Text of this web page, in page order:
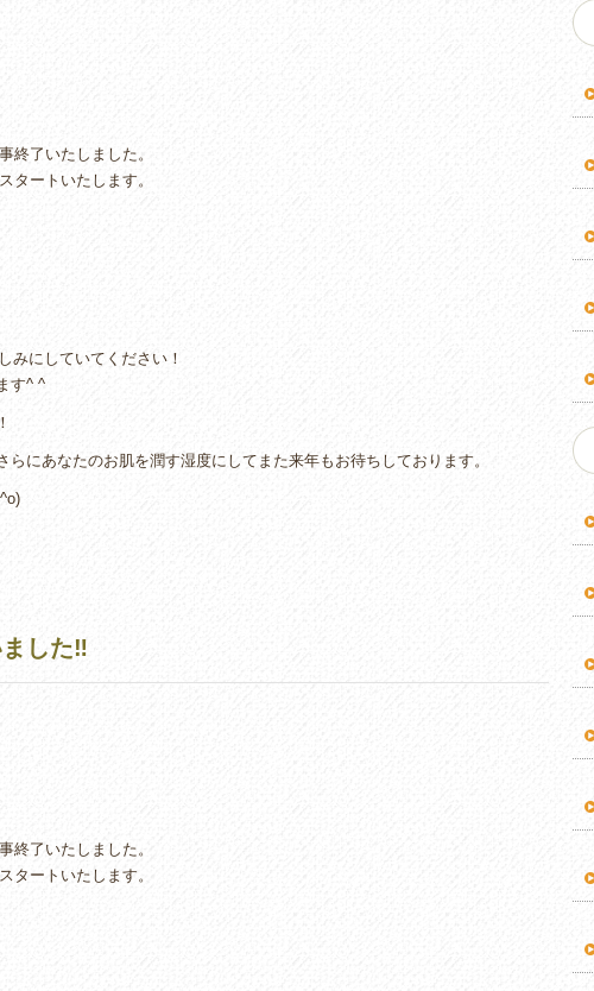
終了いたしました。
タートいたします。
みにしていてください！
す^ ^
にあなたのお肌を潤す湿度にしてまた来年もお待ちしております。
した‼︎
終了いたしました。
タートいたします。